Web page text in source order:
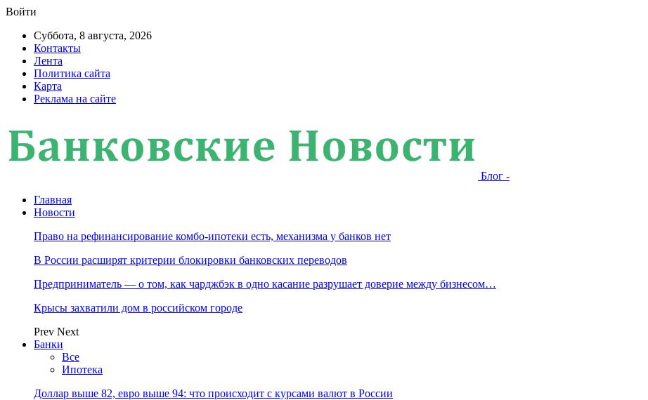
Войти
Суббота, 8 августа, 2026
Контакты
Лента
Политика сайта
Карта
Реклама на сайте
Блог -
Главная
Новости
Право на рефинансирование комбо-ипотеки есть, механизма у банков нет
В России расширят критерии блокировки банковских переводов
Предприниматель — о том, как чарджбэк в одно касание разрушает доверие между бизнесом…
Крысы захватили дом в российском городе
Prev Next
Банки
Все
Ипотека
Доллар выше 82, евро выше 94: что происходит с курсами валют в России